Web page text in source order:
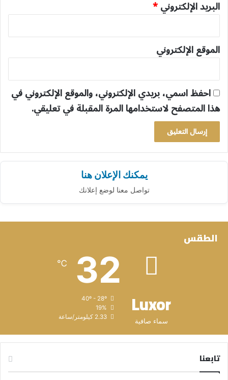
البريد الإلكتروني*
الموقع الإلكتروني
احفظ اسمي، بريدي الإلكتروني، والموقع الإلكتروني في
هذا المتصفح لاستخدامها المرة المقبلة في تعليقي.
يمكنك الإعلان هنا
تواصل معنا لوضع إعلانك
الطقس
Luxor
سماء صافية
32
℃
19%
2.33 كيلومتر/ساعة
تابعنا